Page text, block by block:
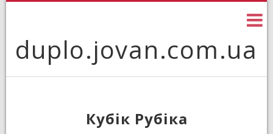
duplo.jovan.com.ua
Кубік Рубіка